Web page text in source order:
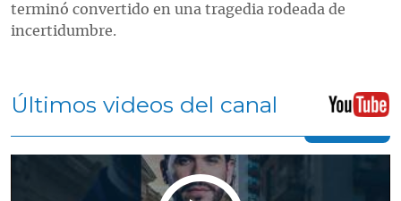
terminó convertido en una tragedia rodeada de
incertidumbre.
Últimos videos del canal